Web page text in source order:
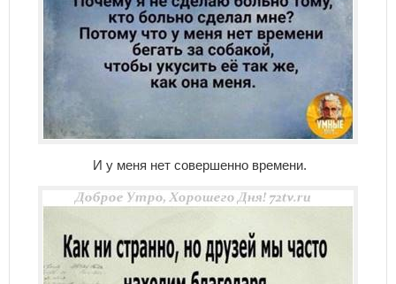
И у меня нет совершенно времени.